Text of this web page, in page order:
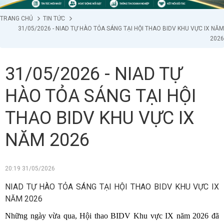
TRANG CHỦ
TIN TỨC
31/05/2026 - NIAD TỰ HÀO TỎA SÁNG TẠI HỘI THAO BIDV KHU VỰC IX NĂM
2026
31/05/2026 - NIAD TỰ
HÀO TỎA SÁNG TẠI HỘI
THAO BIDV KHU VỰC IX
NĂM 2026
20:19 31/05/2026
NIAD TỰ HÀO TỎA SÁNG TẠI HỘI THAO BIDV KHU VỰC IX
NĂM 2026
Những ngày vừa qua, Hội thao BIDV Khu vực IX năm 2026 đã